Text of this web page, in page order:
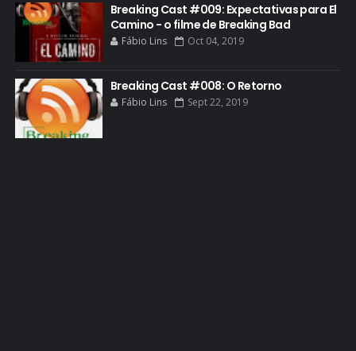
GUIA DE EPISÓDIOS
GUS FRING
HCATV AWARDS
HCATV AWARDS 2022
HECTOR SALAMANCA
Breaking Cast #009: Expectativas para El
Camino - o filme de Breaking Bad
Fábio Lins Oct 04, 2019
Breaking Cast #008: O Retorno
Fábio Lins Sept 22, 2019